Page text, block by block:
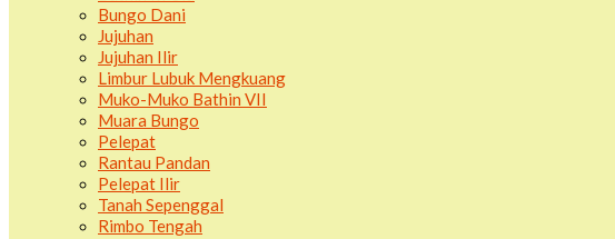
Bungo Dani
Jujuhan
Jujuhan Ilir
Limbur Lubuk Mengkuang
Muko-Muko Bathin VII
Muara Bungo
Pelepat
Rantau Pandan
Pelepat Ilir
Tanah Sepenggal
Rimbo Tengah